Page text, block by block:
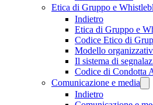
Etica di Gruppo e
Indietro
Etica di Gruppo e
Codice Etico di
Modello
Il sistema di
Codice di Condotta
Comunicazione e media
Indietro